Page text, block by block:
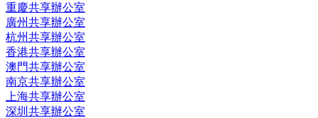
重慶共享辦公室
廣州共享辦公室
杭州共享辦公室
香港共享辦公室
澳門共享辦公室
南京共享辦公室
上海共享辦公室
深圳共享辦公室